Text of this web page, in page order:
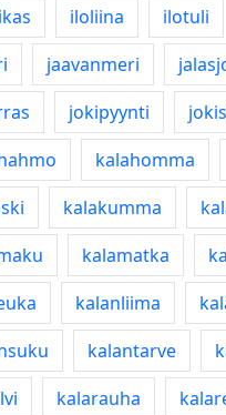
iloliina ilotuli
jaavanmeri
jokipyynti
kalahomma
kalakumma
kalamatka
kalanliima
kalantarve
kalarauha